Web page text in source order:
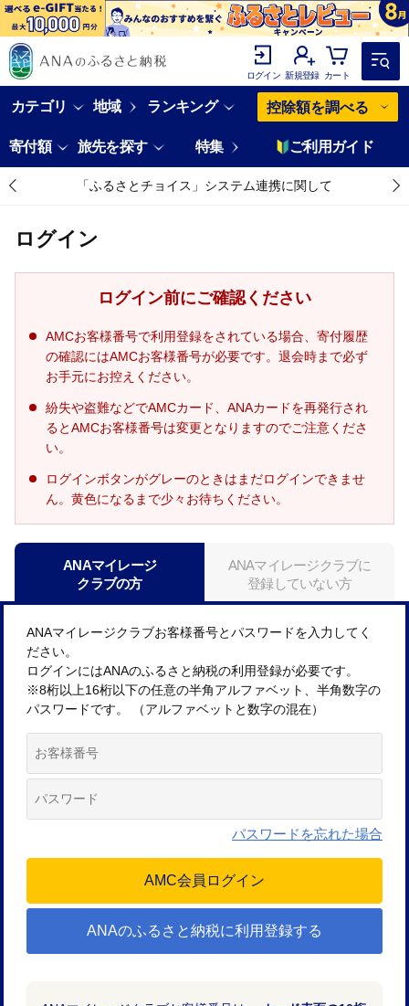
ログイン 新規登録 カート
カテゴリ 地域 ランキング 控除額を調べる
寄付額 旅先を探す 特集 ご利用ガイド
「ふるさとチョイス」システム連携に関して
ログイン
ログイン前にご確認ください
AMCお客様番号で利用登録をされている場合、寄付履歴
の確認にはAMCお客様番号が必要です。退会時まで必ず
お手元にお控えください。
紛失や盗難などでAMCカード、ANAカードを再発行され
るとAMCお客様番号は変更となりますのでご注意くださ
い。
ログインボタンがグレーのときはまだログインできませ
ん。黄色になるまで少々お待ちください。
ANAマイレージ
クラブの方
ANAマイレージクラブに
登録していない方
ANAマイレージクラブお客様番号とパスワードを入力してく
ださい。
ログインにはANAのふるさと納税の利用登録が必要です。
※8桁以上16桁以下の任意の半角アルファベット、半角数字の
パスワードです。 （アルファベットと数字の混在）
パスワードを忘れた場合
ANAのふるさと納税に利用登録する